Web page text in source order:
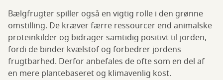
Bælgfrugter spiller også en vigtig rolle i den grønne
omstilling. De kræver færre ressourcer end animalske
proteinkilder og bidrager samtidig positivt til jorden,
fordi de binder kvælstof og forbedrer jordens
frugtbarhed. Derfor anbefales de ofte som en del af
en mere plantebaseret og klimavenlig kost.